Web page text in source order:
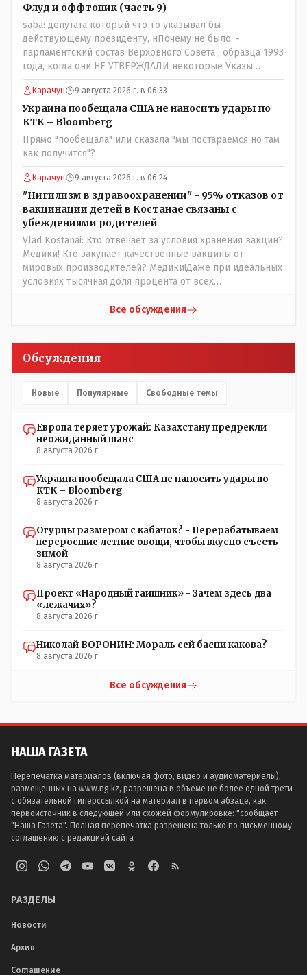
Флуд и оффтопик (часть 9)
saba: депутата который что то указывал бы
действующему президенту, нПочему не было: -
парламентский состав Верховного Совета , образца 1993
года, когда они НЕ УТВЕРЖДАЛИ некоторые Указы
Назарбаева, особенно в части выборов и перевыборов и
некоторых вопросах внутренней политики, и тогда
Назарбай волевым Указом РАСПУСТИЛ этот бунтарский
состав. Имя - Серикболсын Абдильдин вам знакомо -
юывший секретарь ЦК КП Казахстана , впоследствии -
депутат Верховного Совета и Мажлиса и Председатель
партии коммунстов- он в то время и после и причём
НЕОДНОКРАТНО, указывал и многократно на недостатки
Назарбая и предлагал ему самому ДОБРОВОЛЬНО уйти с
поста Президента.
Карачун 9 августа 2026 г. в 06:33
Украина пообещала США не наносить удары по
КТК – Bloomberg
Прямо "пообещала" или сказала "мы постараемся но там
как получится"?
Карачун 9 августа 2026 г. в 06:24
"Нигилизм в здравоохранении" - 95% отказов от
вакцинации детей в Костанае связаны с
убеждениями родителей
Vlad Kostanai: Кто отвечает за условия хранения вакцин?
Медики! Кто закупает качественные вакцины от
мировых производителей? Медики!Даже при идеальных
условиях тысячная доля процента от всех
прививки. Бумага нужна как защита от дол.....бов не
люди и отказываются и я в том числе своих не
прививал.Лично я вам и тем другим людям благодарен.
частотности появления в популяции соответствующих
естественный отбор.
Все обсуждения
Обсуждения
Новые Популярные Свободные темы
Европа теряет урожай: Казахстану предрекли
неожиданный шанс
8 августа 2026 г.
Украина пообещала США не наносить удары по
КТК – Bloomberg
8 августа 2026 г.
Огурцы размером с кабачок? - Перерабатываем
переросшие летние овощи, чтобы вкусно съесть
зимой
8 августа 2026 г.
Проект «Народный гаишник» - Зачем здесь два
«лежачих»?
8 августа 2026 г.
Николай ВОРОНИН: Мораль сей басни какова?
8 августа 2026 г.
Все обсуждения
НАША ГАЗЕТА
Перепечатка материалов (включая фото, видео и аудиоматериалы),
размещенных на www.ng.kz, разрешена в объеме не более одной трети
с обязательной гиперссылкой на материал в первом абзаце, как
первоисточник в следующей или схожей формулировке: "сообщает
"Наша Газета". Полная перепечатка разрешена только по письменному
соглашению с редакцией сайта
РАЗДЕЛЫ
Новости
Архив
Соглашение